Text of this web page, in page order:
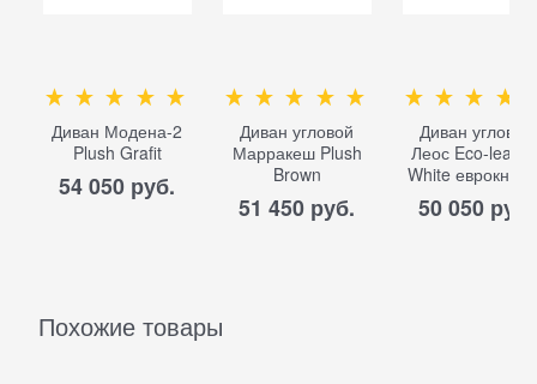
Диван Модена-2
Plush Grafit
54 050 руб.
Диван угловой
Марракеш Plush
Brown
51 450 руб.
Диван угловой
Леос Eco-
White
50 050 руб.
Похожие товары